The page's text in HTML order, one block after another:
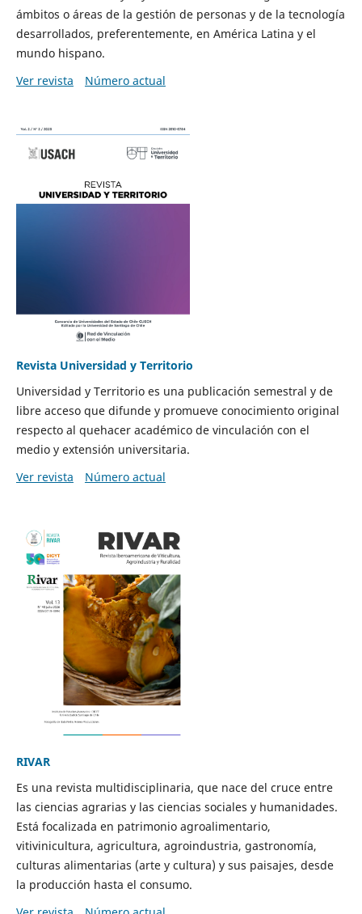
ámbitos o áreas de la gestión de personas y de la tecnología
desarrollados, preferentemente, en América Latina y el
mundo hispano.
Ver revista
Número actual
Revista Universidad y Territorio
Universidad y Territorio es una publicación semestral y de
libre acceso que difunde y promueve conocimiento original
respecto al quehacer académico de vinculación con el
medio y extensión universitaria.
Ver revista
Número actual
RIVAR
Es una revista multidisciplinaria, que nace del cruce entre
las ciencias agrarias y las ciencias sociales y humanidades.
Está focalizada en patrimonio agroalimentario,
vitivinicultura, agricultura, agroindustria, gastronomía,
culturas alimentarias (arte y cultura) y sus paisajes, desde
la producción hasta el consumo.